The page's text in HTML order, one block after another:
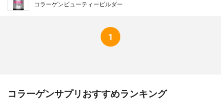
コラーゲンビューティービルダー
1
コラーゲンサプリおすすめランキング